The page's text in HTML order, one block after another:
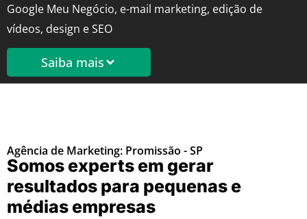
Google Meu Negócio, e-mail marketing, edição de
vídeos, design e SEO
Saiba mais
Agência de Marketing: Promissão - SP
Somos experts em gerar
resultados para pequenas e
médias empresas